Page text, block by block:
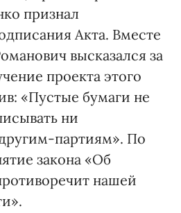
признал
Акта. Вместе
высказался за
проекта этого
«Пустые бумаги не
ни
партиям». По
закона «Об
нашей